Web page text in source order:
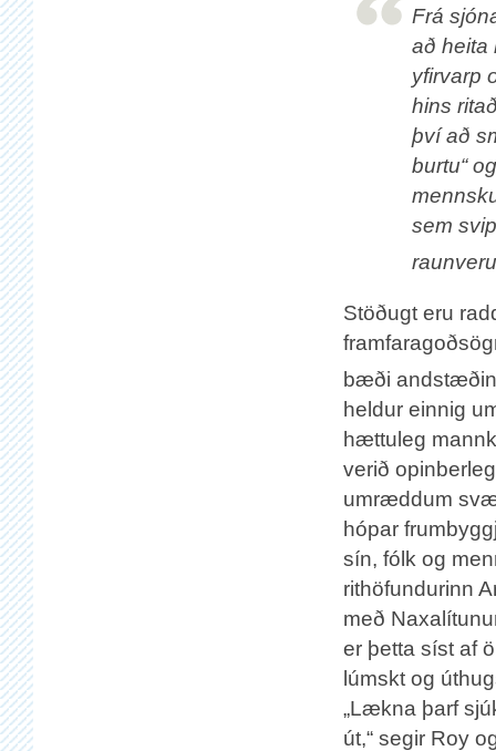
Frá
að heita
yfirvarp
hins
því að
burtu“
sem
Stöðugt eru
bæði
heldur einnig
hættuleg
verið
umræddum
hópar
sín, fólk og
rithöfundurinn
með
er þetta síst af
lúmskt og
„Lækna þarf
út,“ segir Roy